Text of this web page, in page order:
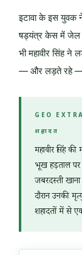
इटावा के इस युवक
षड्यंत्र केस में जेल
भी महावीर सिंह ने
— और लड़ते रहे —
GEO
शहादत
महावीर सिंह
भूख हड़ताल
जबरदस्ती
दौरान उनकी
शहादतों में से